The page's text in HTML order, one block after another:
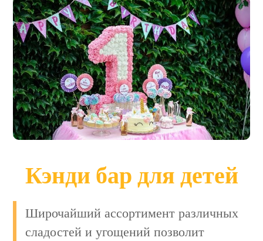
Кэнди бар для детей
Широчайший ассортимент различных
сладостей и угощений позволит